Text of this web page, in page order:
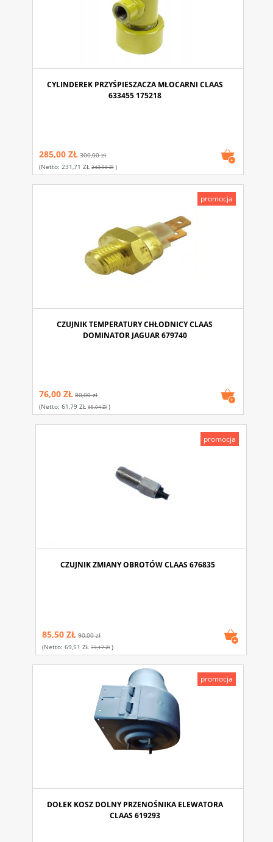
CYLINDEREK PRZYŚPIESZACZA MŁOCARNI CLAAS
633455 175218
285,00 ZŁ 300,00 zł
(netto:231,71 ZŁ 243,90 Zł)
CZUJNIK TEMPERATURY CHŁODNICY CLAAS
DOMINATOR JAGUAR 679740
76,00 ZŁ 80,00 zł
(netto:61,79 ZŁ 65,04 Zł)
promocja
CZUJNIK ZMIANY OBROTÓW CLAAS 676835
85,50 ZŁ 90,00 zł
(netto:69,51 ZŁ 73,17 Zł)
promocja
DOŁEK KOSZ DOLNY PRZENOŚNIKA ELEWATORA
CLAAS 619293
promocja